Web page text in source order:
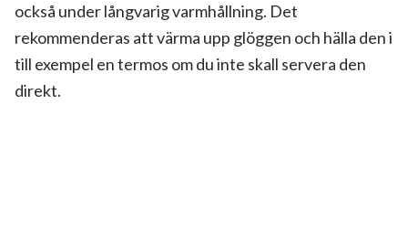
också under långvarig varmhållning. Det
rekommenderas att värma upp glöggen och hälla den i
till exempel en termos om du inte skall servera den
direkt.